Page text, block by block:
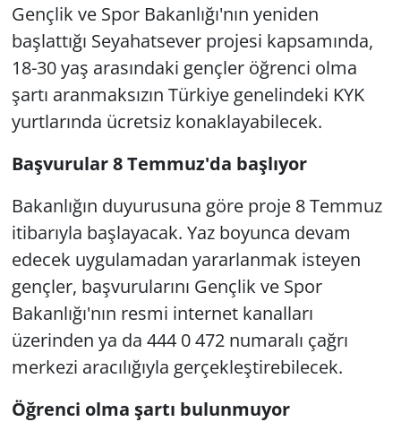
Gençlik ve Spor Bakanlığı'nın yeniden
başlattığı Seyahatsever projesi kapsamında,
18-30 yaş arasındaki gençler öğrenci olma
şartı aranmaksızın Türkiye genelindeki KYK
yurtlarında ücretsiz konaklayabilecek.
Başvurular 8 Temmuz'da başlıyor
Bakanlığın duyurusuna göre proje 8 Temmuz
itibarıyla başlayacak. Yaz boyunca devam
edecek uygulamadan yararlanmak isteyen
gençler, başvurularını Gençlik ve Spor
Bakanlığı'nın resmi internet kanalları
üzerinden ya da 444 0 472 numaralı çağrı
merkezi aracılığıyla gerçekleştirebilecek.
Öğrenci olma şartı bulunmuyor